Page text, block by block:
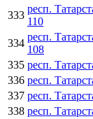
333
респ.
110
334
респ.
108
335 респ.
336 респ.
337 респ.
338 респ.